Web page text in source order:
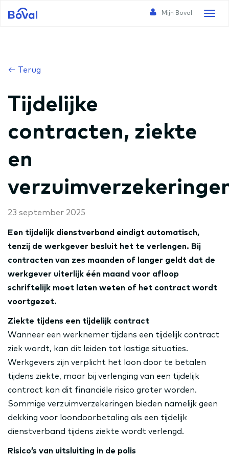
Toggle
Mijn Boval
← Terug
Tijdelijke
contracten, ziekte
en
23 september 2025
Een tijdelijk dienstverband eindigt automatisch,
tenzij de werkgever besluit het te verlengen. Bij
contracten van zes maanden of langer geldt dat de
werkgever uiterlijk één maand voor afloop
schriftelijk moet laten weten of het contract wordt
voortgezet.
Ziekte tijdens een tijdelijk contract
Wanneer een werknemer tijdens een tijdelijk contract
ziek wordt, kan dit leiden tot lastige situaties.
Werkgevers zijn verplicht het loon door te betalen
tijdens ziekte, maar bij verlenging van een tijdelijk
contract kan dit financiële risico groter worden.
Sommige verzuimverzekeringen bieden namelijk geen
dekking voor loondoorbetaling als een tijdelijk
dienstverband tijdens ziekte wordt verlengd.
Risico’s van uitsluiting in de polis